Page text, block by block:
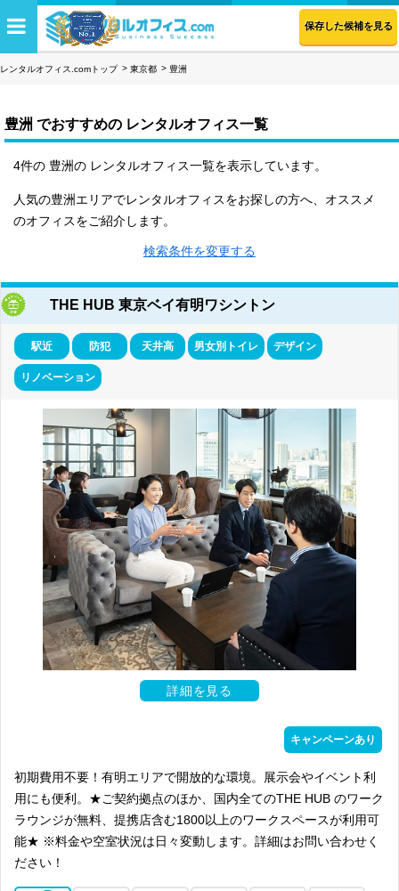
保存した候補を見る
レンタルオフィス.comトップ 東京都 豊洲
豊洲 でおすすめの レンタルオフィス一覧
4件の 豊洲の レンタルオフィス一覧を表示しています。
人気の豊洲エリアでレンタルオフィスをお探しの方へ、オススメ
のオフィスをご紹介します。
検索条件を変更する
THE HUB 東京ベイ有明ワシントン
駅近 防犯 天井高 男女別トイレ デザイン
リノベーション
詳細を見る
キャンペーンあり
初期費用不要！有明エリアで開放的な環境。展示会やイベント利
用にも便利。★ご契約拠点のほか、国内全てのTHE HUB のワーク
ラウンジが無料、提携店含む1800以上のワークスペースが利用可
能★ ※料金や空室状況は日々変動します。詳細はお問い合わせく
ださい！